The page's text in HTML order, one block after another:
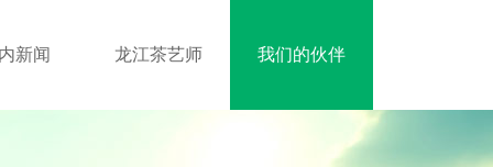
新闻 龙江茶艺师 我们的伙伴